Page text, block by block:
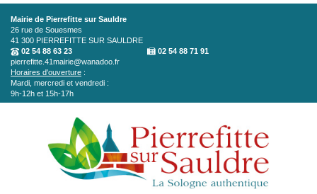
Aller au contenu principal
Mairie de Pierrefitte sur Sauldre
26 rue de Souesmes
41 300 PIERREFITTE SUR SAULDRE
02 54 88 63 23
02 54 88 71 91
pierrefitte.41mairie@wanadoo.fr
Horaires d'ouverture :
Mardi, mercredi et vendredi :
9h-12h et 15h-17h